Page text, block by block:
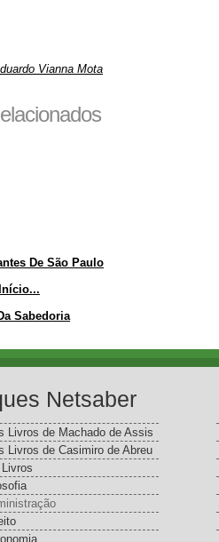
Vianna Mota
De São Paulo
Sabedoria
Netsaber
Livros de Machado de Assis
Livros de Casimiro de Abreu